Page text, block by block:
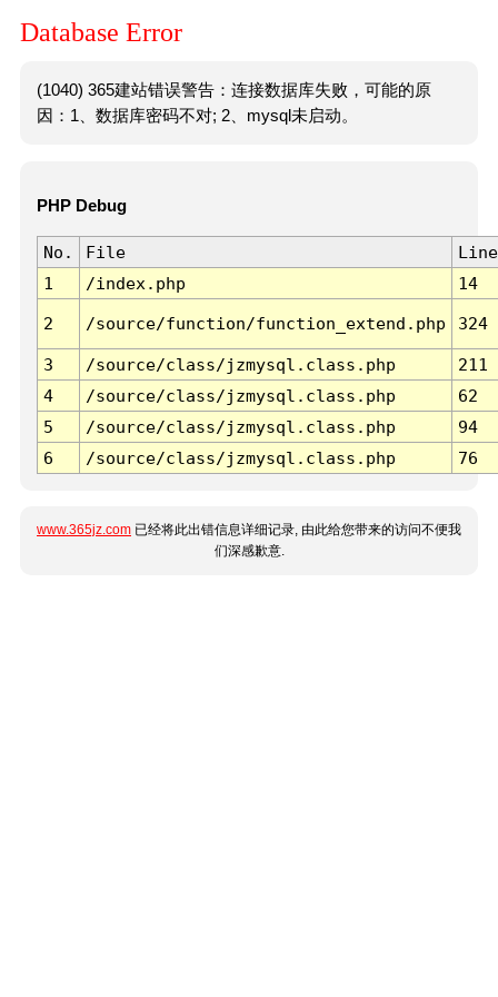
Database Error
(1040) 365建站错误警告：连接数据库失败，可能的原
因：1、数据库密码不对; 2、mysql未启动。
PHP Debug
No. File
Line
1
/index.php 14
2 /source/function/function_extend.php 324
3 /source/class/jzmysql.class.php
211
4
/source/class/jzmysql.class.php
62
5
/source/class/jzmysql.class.php
94
6
/source/class/jzmysql.class.php 76
www.365jz.com 已经将此出错信息详细记录, 由此给您带来的访问不便我
们深感歉意.